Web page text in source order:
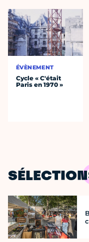
ÉVÈNEMENT
Cycle « C'était
Paris en 1970 »